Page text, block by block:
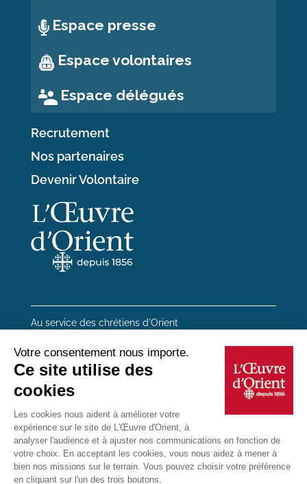
Espace presse
Espace volontaires
Espace délégués
Recrutement
Nos partenaires
Devenir Volontaire
Au service des chrétiens d'Orient
20 rue du Regard 75006 Paris